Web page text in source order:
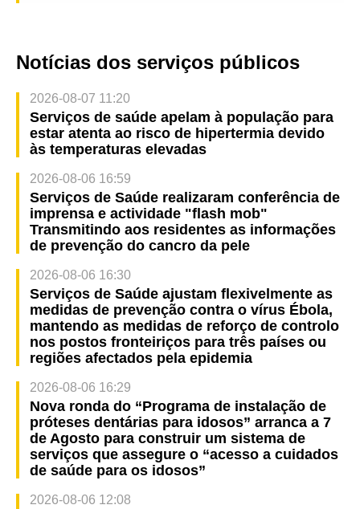
Notícias dos serviços públicos
2026-08-07 11:20
Serviços de saúde apelam à população para
estar atenta ao risco de hipertermia devido
às temperaturas elevadas
2026-08-06 16:59
Serviços de Saúde realizaram conferência de
imprensa e actividade "flash mob"
Transmitindo aos residentes as informações
de prevenção do cancro da pele
2026-08-06 16:30
Serviços de Saúde ajustam flexivelmente as
medidas de prevenção contra o vírus Ébola,
mantendo as medidas de reforço de controlo
nos postos fronteiriços para três países ou
regiões afectados pela epidemia
2026-08-06 16:29
Nova ronda do “Programa de instalação de
próteses dentárias para idosos” arranca a 7
de Agosto para construir um sistema de
serviços que assegure o “acesso a cuidados
de saúde para os idosos”
2026-08-06 12:08